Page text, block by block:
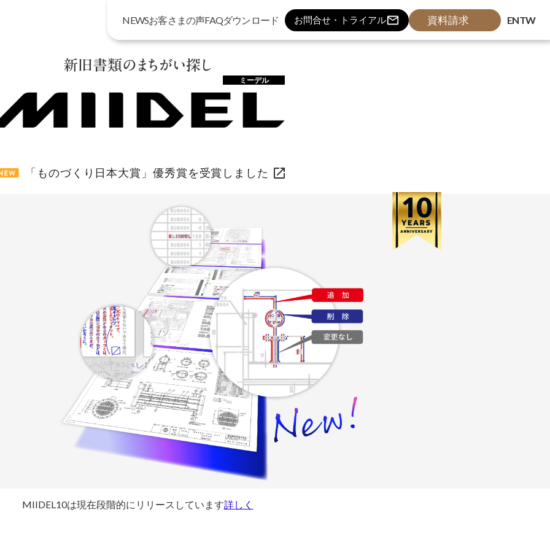
NEWSお客さまの声FAQダウンロード お問合せ・トライアルmail_outline 資料請求 ENTW
新旧書類のまちがい探し ミーデル
「ものづくり日本大賞」優秀賞を受賞しました launch
MIIDEL10は現在段階的にリリースしています詳しく
NEWSお客さまの声FAQダウンロード お問合せ・トライアルmail_outline 資料請求 ENTW